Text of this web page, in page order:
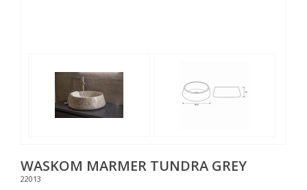
WASKOM MARMER TUNDRA GREY
22013